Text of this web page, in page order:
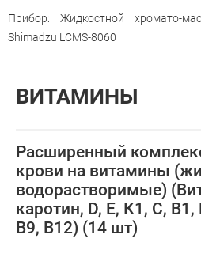
Прибор: Жидкостной хромато-
Shimadzu LCMS-8060
ВИТАМИНЫ
Расширенный
крови на витамины
водорастворимые)
каротин, D, Е, К1, С,
В9, В12) (14 шт)